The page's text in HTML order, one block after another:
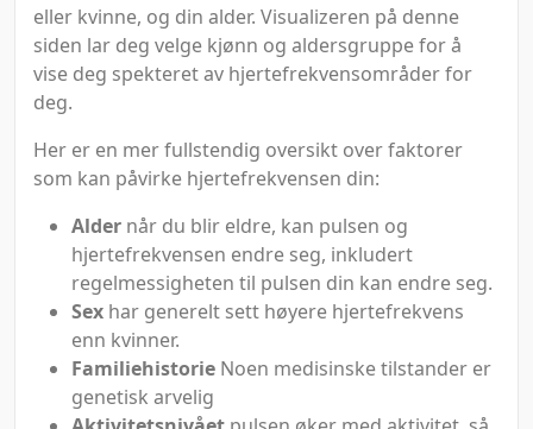
eller kvinne, og din alder. Visualizeren på denne
siden lar deg velge kjønn og aldersgruppe for å
vise deg spekteret av hjertefrekvensområder for
deg.
Her er en mer fullstendig oversikt over faktorer
som kan påvirke hjertefrekvensen din:
Alder når du blir eldre, kan pulsen og
hjertefrekvensen endre seg, inkludert
regelmessigheten til pulsen din kan endre seg.
Sex har generelt sett høyere hjertefrekvens
enn kvinner.
Familiehistorie Noen medisinske tilstander er
genetisk arvelig